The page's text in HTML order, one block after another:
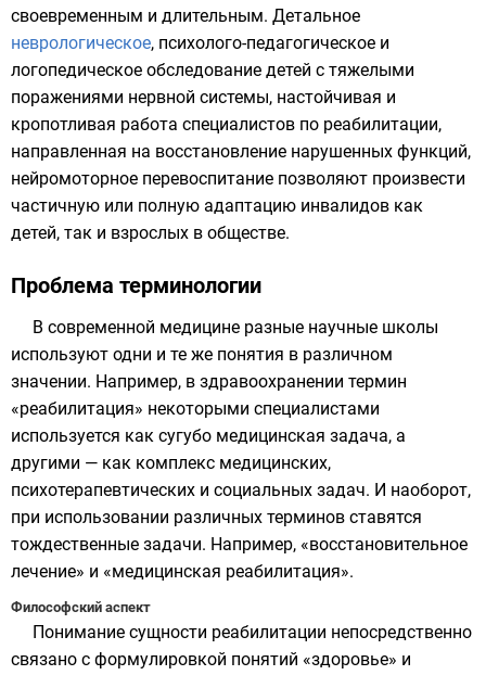
своевременным и длительным. Детальное
неврологическое, психолого-педагогическое и
логопедическое обследование детей с тяжелыми
поражениями нервной системы, настойчивая и
кропотливая работа специалистов по реабилитации,
направленная на восстановление нарушенных функций,
нейромоторное перевоспитание позволяют произвести
частичную или полную адаптацию инвалидов как
детей, так и взрослых в обществе.
Проблема терминологии
В современной медицине разные научные школы
используют одни и те же понятия в различном
значении. Например, в здравоохранении термин
«реабилитация» некоторыми специалистами
используется как сугубо медицинская задача, а
другими — как комплекс медицинских,
психотерапевтических и социальных задач. И наоборот,
при использовании различных терминов ставятся
тождественные задачи. Например, «восстановительное
лечение» и «медицинская реабилитация».
Философский аспект
Понимание сущности реабилитации непосредственно
связано с формулировкой понятий «здоровье» и